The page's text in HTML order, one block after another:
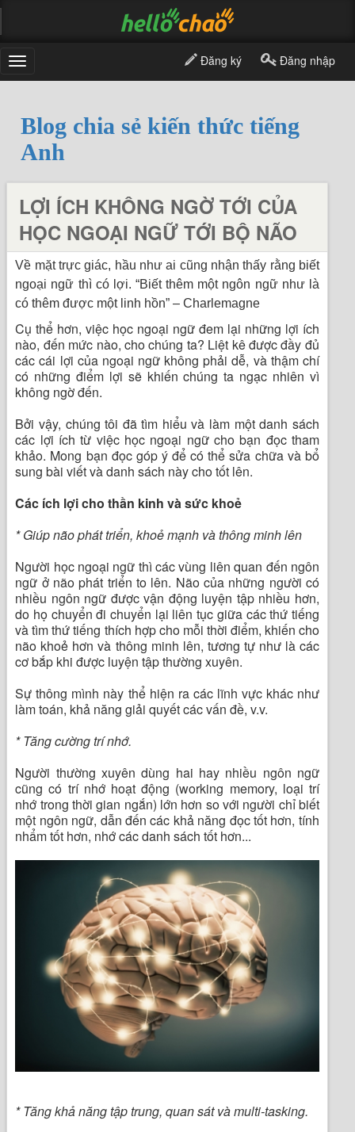
Toggle
navigation
Đăng ký Đăng nhập
Blog chia sẻ kiến thức tiếng
Anh
LỢI ÍCH KHÔNG NGỜ TỚI CỦA
HỌC NGOẠI NGỮ TỚI BỘ NÃO
Về mặt trực giác, hầu như ai cũng nhận thấy rằng biết
ngoại ngữ thì có lợi. “Biết thêm một ngôn ngữ như là
có thêm được một linh hồn” – Charlemagne
Cụ thể hơn, việc học ngoại ngữ đem lại những lợi ích
nào, đến mức nào, cho chúng ta? Liệt kê được đầy đủ
các cái lợi của ngoại ngữ không phải dễ, và thậm chí
có những điểm lợi sẽ khiến chúng ta ngạc nhiên vì
không ngờ đến.
Bởi vậy, chúng tôi đã tìm hiểu và làm một danh sách
các lợi ích từ việc học ngoại ngữ cho bạn đọc tham
khảo. Mong bạn đọc góp ý để có thể sửa chữa và bổ
sung bài viết và danh sách này cho tốt lên.
Các ích lợi cho thần kinh và sức khoẻ
* Giúp não phát triển, khoẻ mạnh và thông minh lên
Người học ngoại ngữ thì các vùng liên quan đến ngôn
ngữ ở não phát triển to lên. Não của những người có
nhiều ngôn ngữ được vận động luyện tập nhiều hơn,
do họ chuyển đi chuyển lại liên tục giữa các thứ tiếng
và tìm thứ tiếng thích hợp cho mỗi thời điểm, khiến cho
não khoẻ hơn và thông minh lên, tương tự như là các
cơ bắp khi được luyện tập thường xuyên.
Sự thông mình này thể hiện ra các lĩnh vực khác như
làm toán, khả năng giải quyết các vấn đề, v.v.
* Tăng cường trí nhớ.
Người thường xuyên dùng hai hay nhiều ngôn ngữ
cũng có trí nhớ hoạt động (working memory, loại trí
nhớ trong thời gian ngắn) lớn hơn so với người chỉ biết
một ngôn ngữ, dẫn đến các khả năng đọc tốt hơn, tính
nhẩm tốt hơn, nhớ các danh sách tốt hơn...
* Tăng khả năng tập trung, quan sát và multi-tasking.